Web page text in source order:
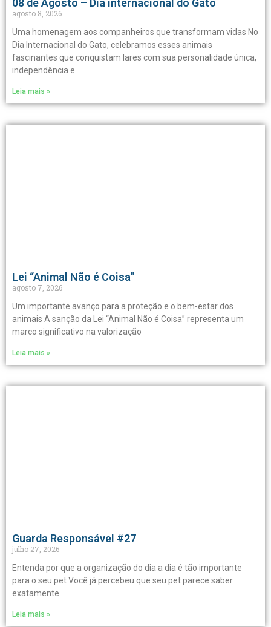
08 de Agosto – Dia internacional do Gato
agosto 8, 2026
Uma homenagem aos companheiros que transformam vidas No
Dia Internacional do Gato, celebramos esses animais
fascinantes que conquistam lares com sua personalidade única,
independência e
Leia mais »
Lei “Animal Não é Coisa”
agosto 7, 2026
Um importante avanço para a proteção e o bem-estar dos
animais A sanção da Lei “Animal Não é Coisa” representa um
marco significativo na valorização
Leia mais »
Guarda Responsável #27
julho 27, 2026
Entenda por que a organização do dia a dia é tão importante
para o seu pet Você já percebeu que seu pet parece saber
exatamente
Leia mais »